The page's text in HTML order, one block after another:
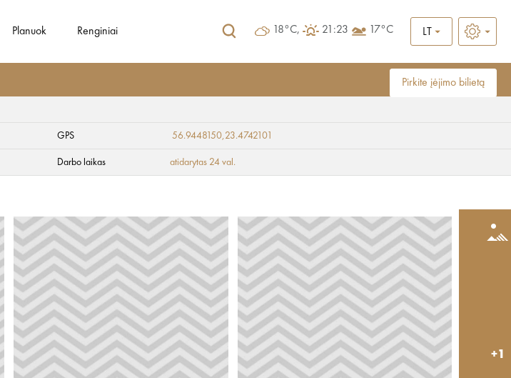
Planuok Renginiai 18°C, 21:23 17°C LT
Pirkite įėjimo bilietą
GPS 56.9448150,23.4742101
Darbo laikas atidarytas 24 val.
+1